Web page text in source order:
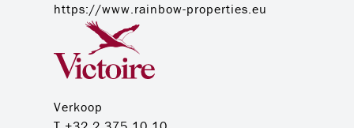
https://www.rainbow-properties.eu
Verkoop